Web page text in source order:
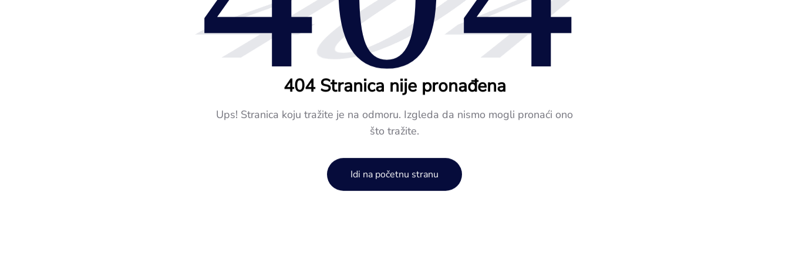
404 Stranica nije pronađena
Ups! Stranica koju tražite je na odmoru. Izgleda da nismo mogli pronaći ono
što tražite.
Idi na početnu stranu